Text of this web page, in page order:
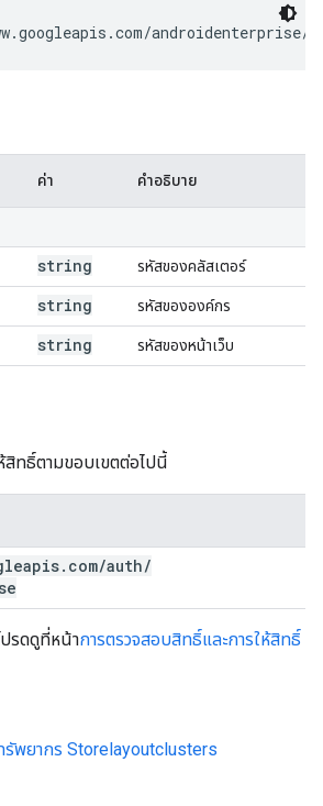
androidenterprise/
ค่า คำอธิบาย
string รหัสของคลัสเตอร์
string รหัสขององค์กร
string รหัสของหน้าเว็บ
สิทธิ์ตามขอบเขตต่อไปนี้
. com/auth/
รดดูที่หน้าการตรวจสอบสิทธิ์และการให้สิทธิ์
รัพยากร Storelayoutclusters